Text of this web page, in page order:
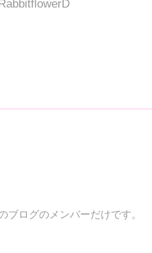
ブログのメンバーだけです。